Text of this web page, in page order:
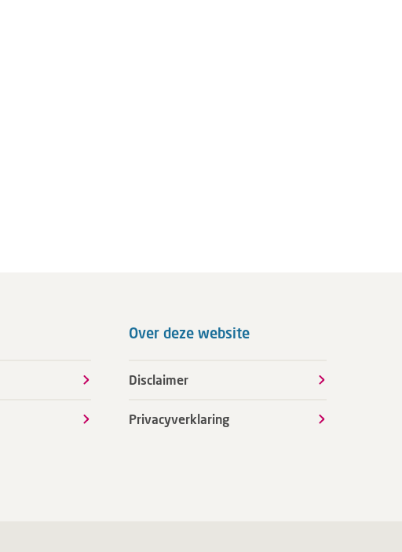
Over deze website
Disclaimer
Privacyverklaring